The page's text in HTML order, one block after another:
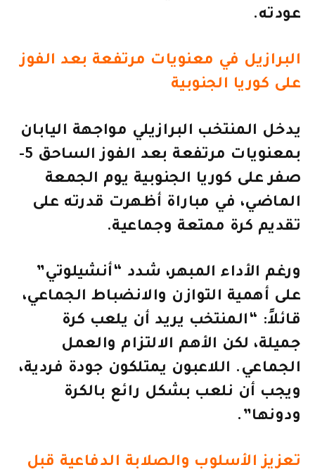
عودته.
البرازيل في معنويات مرتفعة بعد الفوز
على كوريا الجنوبية
يدخل المنتخب البرازيلي مواجهة اليابان
بمعنويات مرتفعة بعد الفوز الساحق 5-
صفر على كوريا الجنوبية يوم الجمعة
الماضي، في مباراة أظهرت قدرته على
تقديم كرة ممتعة وجماعية.
ورغم الأداء المبهر، شدد “أنشيلوتي”
على أهمية التوازن والانضباط الجماعي،
قائلاً: “المنتخب يريد أن يلعب كرة
جميلة، لكن الأهم الالتزام والعمل
الجماعي. اللاعبون يمتلكون جودة فردية،
ويجب أن نلعب بشكل رائع بالكرة
ودونها”.
تعزيز الأسلوب والصلابة الدفاعية قبل